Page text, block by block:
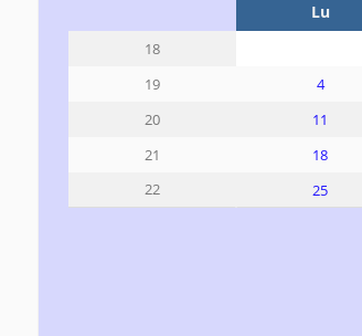
Lu
18
19
4
20
11
21
18
22
25